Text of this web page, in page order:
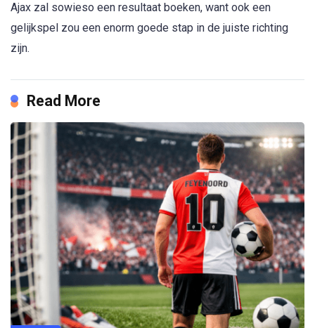
Ajax zal sowieso een resultaat boeken, want ook een
gelijkspel zou een enorm goede stap in de juiste richting
zijn.
Read More